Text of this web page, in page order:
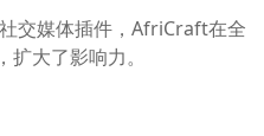
媒体插件，AfriCraft在全
大了影响力。